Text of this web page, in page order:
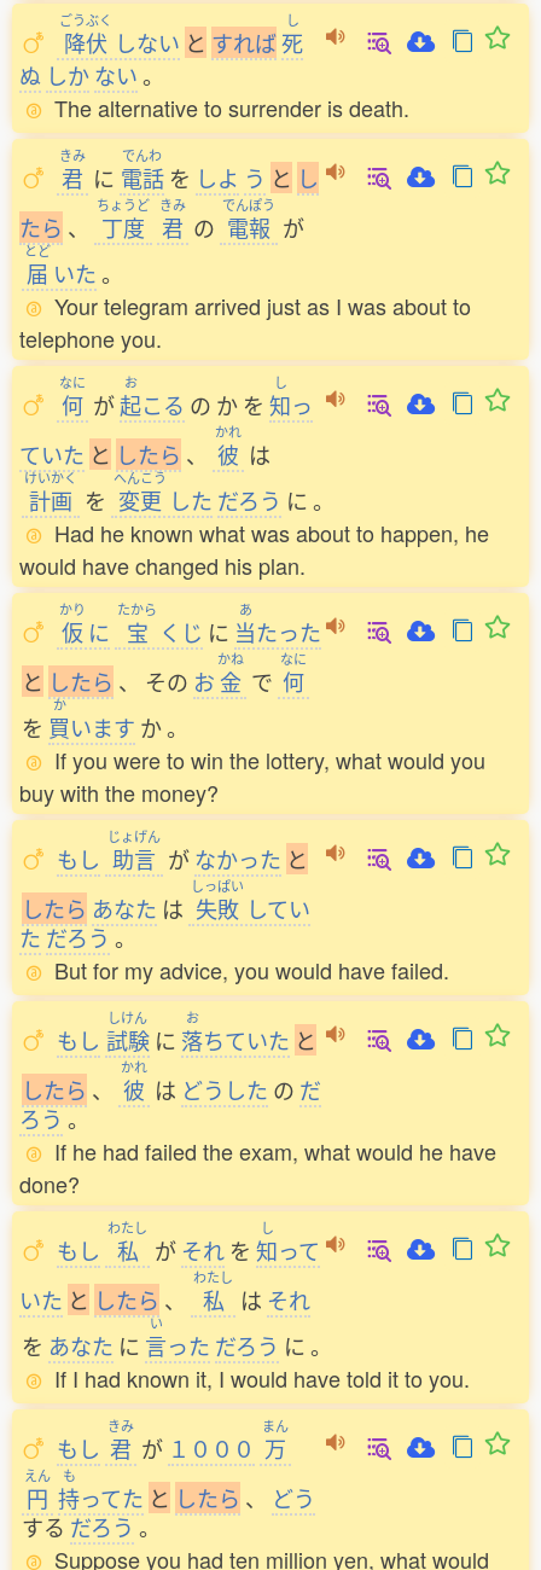
ごうぶく
降伏 しない と すれば
し
死
ぬ しか ない。
The alternative to surrender is death.
きみ
君 に
でんわ
電話 を しよ う と し
たら 、
ちょうど
丁度
きみ
君 の
でんぽう
電報 が
とど
届 いた。
Your telegram arrived just as I was about to
telephone you.
なに
何 が
お
起こる の か を
し
知っ
ていた と したら 、
かれ
彼 は
けいかく
計画 を
へんこう
変更 した だろう に。
Had he known what was about to happen, he
would have changed his plan.
かり
仮 に
たから
宝 くじ に
あ
当たった
と したら 、 その お
かね
金 で
なに
何
を
か
買います か。
If you were to win the lottery, what would you
buy with the money?
もし
じょげん
助言 がなかった と
したら あなた は
しっぱい
失敗 してい
た だろう 。
But for my advice, you would have failed.
もし
しけん
試験 に
お
落ちていた と
したら 、
かれ
彼 は どうした の だ
ろう 。
If he had failed the exam, what would he have
done?
もし
わたし
私 が それ を
し
知って
いた と したら 、
わたし
私 は それ
を あなた に
い
言った だろう に。
If I had known it, I would have told it to you.
もし
きみ
君 が １０００
まん
万
えん
円
も
持ってた と したら 、
どう
する だろう 。
Suppose you had ten million yen, what would